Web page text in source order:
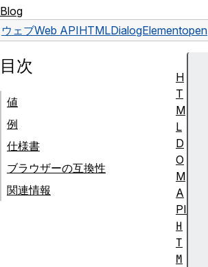
Blog
ウェブWeb APIHTMLDialogElementopen
目次
値
例
仕様書
ブラウザーの互換性
関連情報
H
T
M
L
D
O
M
A
PI
H
T
M